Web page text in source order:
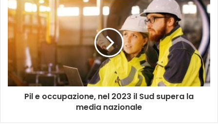
Pil e occupazione, nel 2023 il Sud supera la
media nazionale